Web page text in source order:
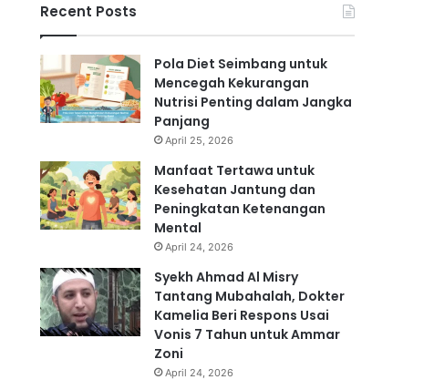
Recent Posts
Pola Diet Seimbang untuk
Mencegah Kekurangan
Nutrisi Penting dalam Jangka
Panjang
April 25, 2026
Manfaat Tertawa untuk
Kesehatan Jantung dan
Peningkatan Ketenangan
Mental
April 24, 2026
Syekh Ahmad Al Misry
Tantang Mubahalah, Dokter
Kamelia Beri Respons Usai
Vonis 7 Tahun untuk Ammar
Zoni
April 24, 2026